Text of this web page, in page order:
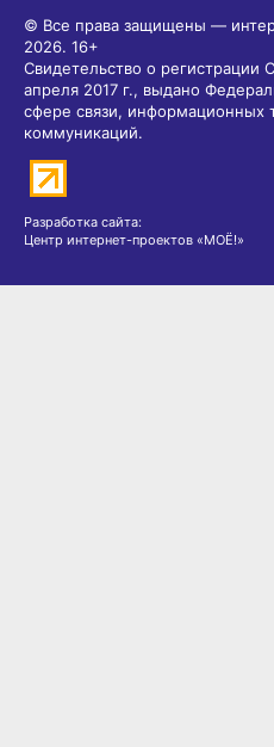
© Все права защищены —
2026. 16+
Свидетельство о
апреля 2017 г., выдано
сфере связи, информационных
коммуникаций.
Разработка сайта:
Центр интернет-проектов «МОЁ!»